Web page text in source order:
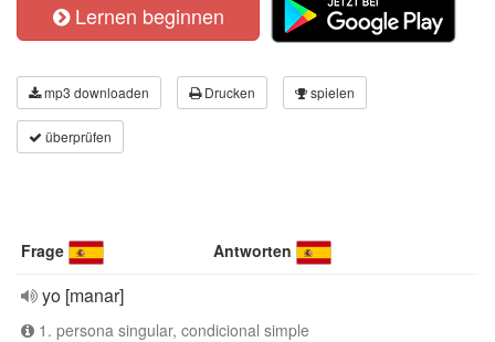
Lernen beginnen
mp3 downloaden Drucken spielen
überprüfen
Frage Antworten
yo [manar]
1. persona singular, condicional simple